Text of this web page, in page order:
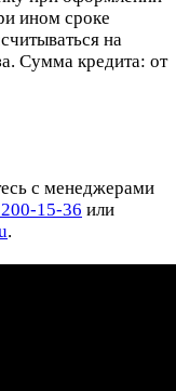
ином сроке
на
Сумма кредита: от
с менеджерами
15-36 или
.